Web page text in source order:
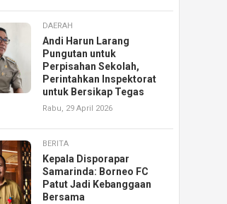
DAERAH
Andi Harun Larang
Pungutan untuk
Perpisahan Sekolah,
Perintahkan Inspektorat
untuk Bersikap Tegas
Rabu, 29 April 2026
BERITA
Kepala Disporapar
Samarinda: Borneo FC
Patut Jadi Kebanggaan
Bersama